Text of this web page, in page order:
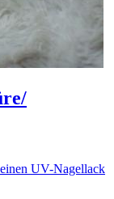
UV-Nagellack